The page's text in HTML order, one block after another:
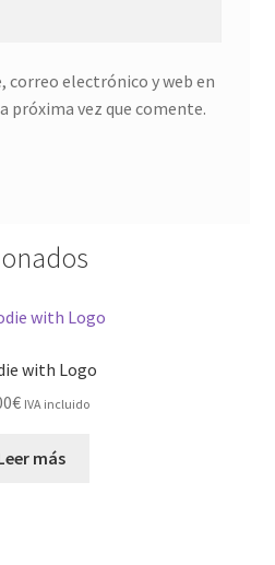
correo electrónico y web en
próxima vez que comente.
with Logo
€ IVA incluido
más